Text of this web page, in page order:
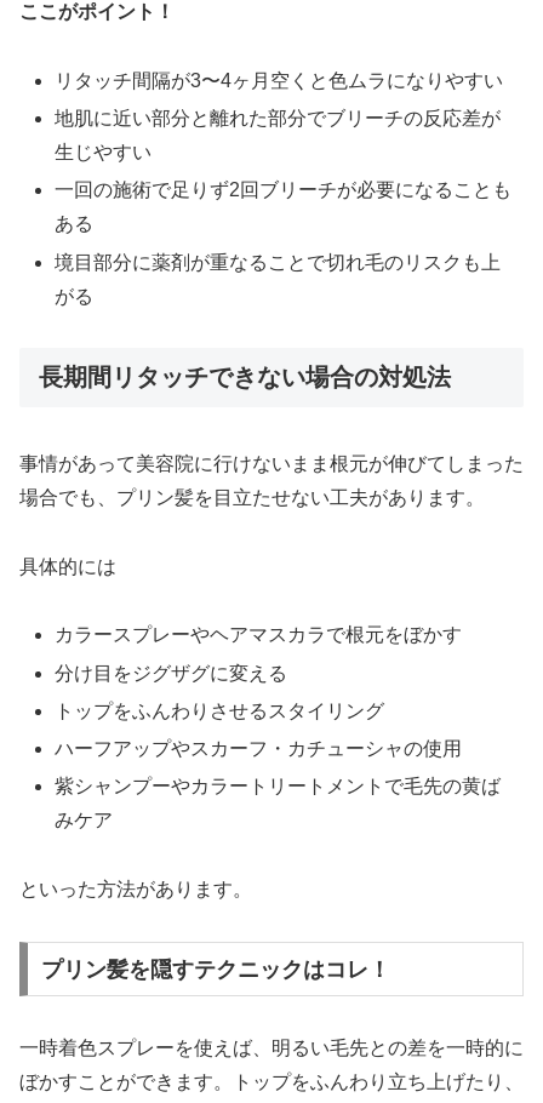
ここがポイント！
リタッチ間隔が3〜4ヶ月空くと色ムラになりやすい
地肌に近い部分と離れた部分でブリーチの反応差が
生じやすい
一回の施術で足りず2回ブリーチが必要になることも
ある
境目部分に薬剤が重なることで切れ毛のリスクも上
がる
長期間リタッチできない場合の対処法
事情があって美容院に行けないまま根元が伸びてしまった
場合でも、プリン髪を目立たせない工夫があります。
具体的には
カラースプレーやヘアマスカラで根元をぼかす
分け目をジグザグに変える
トップをふんわりさせるスタイリング
ハーフアップやスカーフ・カチューシャの使用
紫シャンプーやカラートリートメントで毛先の黄ば
みケア
といった方法があります。
プリン髪を隠すテクニックはコレ！
一時着色スプレーを使えば、明るい毛先との差を一時的に
ぼかすことができます。トップをふんわり立ち上げたり、